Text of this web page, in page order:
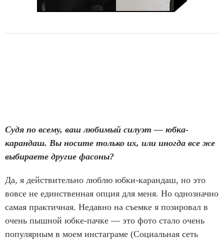
Судя по всему, ваш любимый силуэт — юбка-
карандаш. Вы носите только их, или иногда все же
выбираете другие фасоны?
Да, я действительно люблю юбки-карандаш, но это
вовсе не единственная опция для меня. Но однозначно
самая практичная. Недавно на съемке я позировал в
очень пышной юбке-пачке — это фото стало очень
популярным в моем инстаграме (Социальная сеть